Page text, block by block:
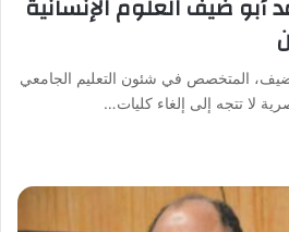
أبو ضيف العلوم الإنسانية
المتخصص في شئون التعليم الجامعي
لا تتجه إلى إلغاء كليات…